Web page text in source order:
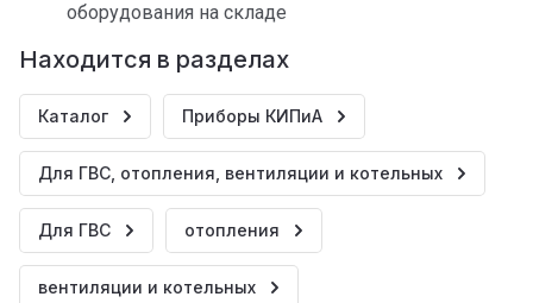
оборудования на складе
Находится в разделах
Каталог Приборы КИПиА
Для ГВС, отопления, вентиляции и котельных
Для ГВС отопления
вентиляции и котельных